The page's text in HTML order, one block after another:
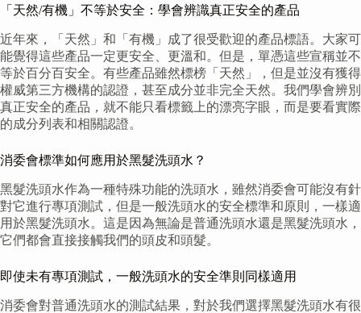
「天然/有機」不等於安全：學會辨識真正安全的產品
近年來，「天然」和「有機」成了很受歡迎的產品標語。大家可
能覺得這些產品一定更安全、更溫和。但是，單憑這些宣稱並不
等於百分百安全。有些產品雖然標榜「天然」，但是並沒有獲得
權威第三方機構的認證，甚至成分並非完全天然。我們學會辨別
真正安全的產品，就不能只看標籤上的漂亮字眼，而是要看實際
的成分列表和相關認證。
消委會標準如何應用於黑髮洗頭水？
黑髮洗頭水作為一種特殊功能的洗頭水，雖然消委會可能沒有針
對它進行專項測試，但是一般洗頭水的安全標準和原則，一樣適
用於黑髮洗頭水。這是因為無論是普通洗頭水還是黑髮洗頭水，
它們都會直接接觸我們的頭皮和頭髮。
即使未有專項測試，一般洗頭水的安全準則同樣適用
消委會對普通洗頭水的測試結果，對於我們選擇黑髮洗頭水有很